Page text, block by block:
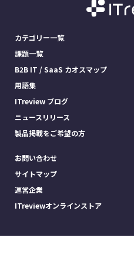
カテゴリー一覧
課題一覧
B2B IT / SaaS カオスマップ
用語集
ITreview ブログ
ニュースリリース
製品掲載をご希望の方
お問い合わせ
サイトマップ
運営企業
ITreviewオンラインストア